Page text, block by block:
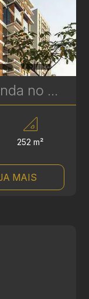
Apartamento Novo à venda no Cabral em Curitiba - Fifty - Plaenge | Ref. 604
252 m²
MAIS